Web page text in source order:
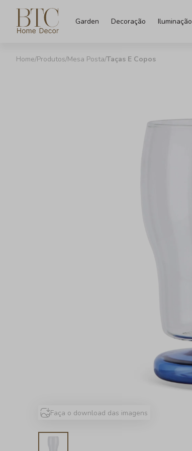
Garden Decoração Iluminação
Produtos Mesa Posta Taças E Copos
Faça o download das imagens